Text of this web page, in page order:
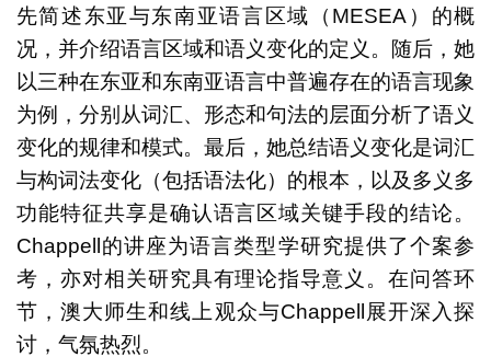
先简述东亚与东南亚语言区域（MESEA）的概
况，并介绍语言区域和语义变化的定义。随后，她
以三种在东亚和东南亚语言中普遍存在的语言现象
为例，分别从词汇、形态和句法的层面分析了语义
变化的规律和模式。最后，她总结语义变化是词汇
与构词法变化（包括语法化）的根本，以及多义多
功能特征共享是确认语言区域关键手段的结论。
Chappell的讲座为语言类型学研究提供了个案参
考，亦对相关研究具有理论指导意义。在问答环
节，澳大师生和线上观众与Chappell展开深入探
讨，气氛热烈。